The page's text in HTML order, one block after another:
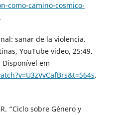
como-camino-cosmico-
sanar de la violencia.
YouTube video, 25:49.
em
.
“Ciclo sobre Género y